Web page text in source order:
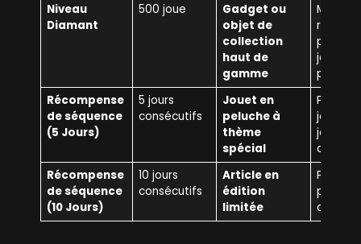
Niveau
Diamant
500 joue
Gadget ou
objet de
collection
haut de
gamme
pour les
joueurs
plus
Récompense
de séquence
(5 Jours)
5 jours
consécutifs
Jouet en
peluche à
thème
spécial
Pour les
joueurs
jouent
Récompense
de séquence
(10 Jours)
10 jours
consécutifs
Article en
édition
limitée
Prix
pour 10
de jeu.